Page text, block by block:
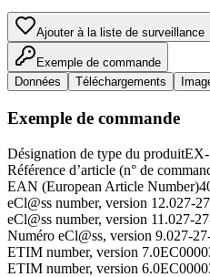
Ajouter à la liste de surveillance
Exemple de commande
Données
Téléchargements
Exemple de commande
Désignation de type du produit
Référence d’article (n° de
EAN (European Article Number)
eCl@ss number, version 12.027-
eCl@ss number, version 11.027-
Numéro eCl@ss, version 9.027-
ETIM number, version 7.0
ETIM number, version 6.0